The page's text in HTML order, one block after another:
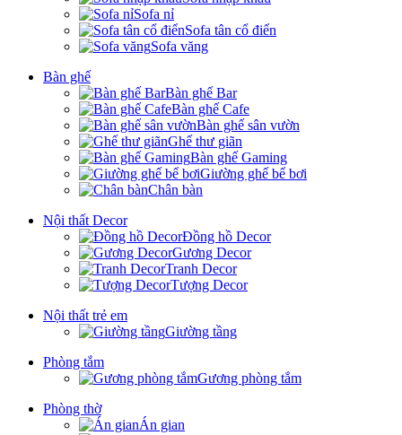
Sofa nỉ
Sofa tân cổ điển
Sofa văng
Bàn ghế
Bàn ghế Bar
Bàn ghế Cafe
Bàn ghế sân vườn
Ghế thư giãn
Bàn ghế Gaming
Giường ghế bể bơi
Chân bàn
Nội thất Decor
Đồng hồ Decor
Gương Decor
Tranh Decor
Tượng Decor
Nội thất trẻ em
Giường tầng
Phòng tắm
Gương phòng tắm
Phòng thờ
Án gian